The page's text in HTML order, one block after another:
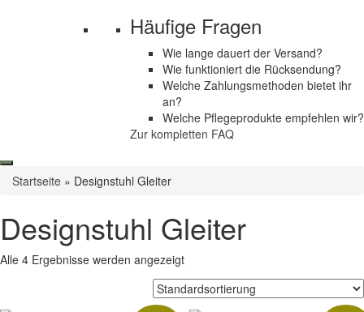
Häufige Fragen
Wie lange dauert der Versand?
Wie funktioniert die Rücksendung?
Welche Zahlungsmethoden bietet ihr
an?
Welche Pflegeprodukte empfehlen wir?
Zur kompletten FAQ
Startseite » Designstuhl Gleiter
Designstuhl Gleiter
Alle 4 Ergebnisse werden angezeigt